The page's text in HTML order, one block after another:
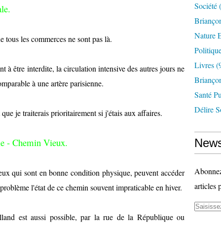
tous les commerces ne sont pas là.
à être interdite, la circulation intensive des autres jours ne
à une artère parisienne.
je traiterais prioritairement si j'étais aux affaires.
- Chemin Vieux.
qui sont en bonne condition physique, peuvent accéder
l'état de ce chemin souvent impraticable en hiver.
est aussi possible, par la rue de la République ou
Société
Nature
Livres
Santé
Délire
articles